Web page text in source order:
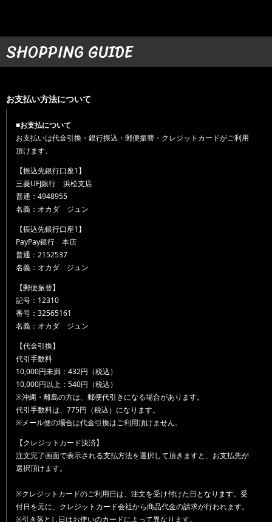
SHOPPING GUIDE
お支払い方法について
■お支払について
お支払いは代金引換・銀行振込・郵便振替・クレジットカードがご利用
頂けます。
【振込先銀行口座1】
三菱UFJ銀行 浜松支店
普通：4948955
名義：オカダ ジュン
【振込先銀行口座1】
PayPay銀行 本店
普通：2152537
名義：オカダ ジュン
【郵便振替】
記号：12310
番号：32565161
名義：オカダ ジュン
【代金引換】
代引手数料
10,000円未満：432円（税込）
10,000円以上：540円（税込）
※沖縄・離島の方は、郵便代引きになる場合があります。
代引手数料は、775円（税込）になります。
※メール便の場合は代金引換はご利用頂けません。
【クレジットカード決済】
注文完了画面で表示される支払方法を選択して頂きますと、お支払先が
選択頂けます。
※クレジットカードのご利用日は、注文を受け付けた日となります。受
付日を元に、クレジットカード会社から商品代金の請求が行われます。
※引き落とし日はお使いのカードによって異なります。